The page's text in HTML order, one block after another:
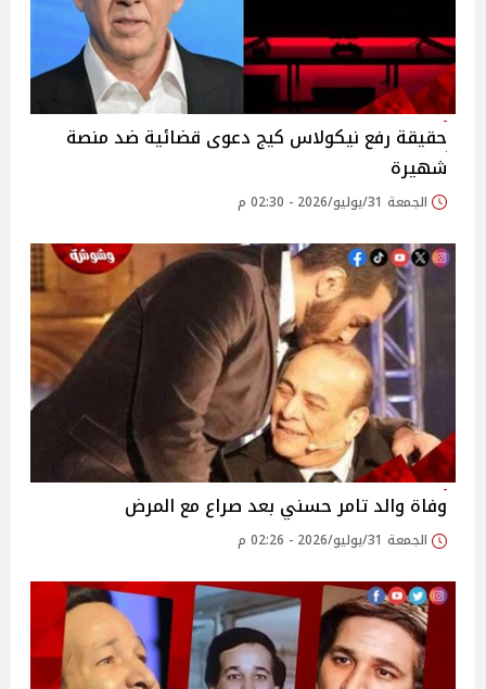
حقيقة رفع نيكولاس كيج دعوى قضائية ضد منصة
شهيرة
الجمعة 31/يوليو/2026 - 02:30 م
وفاة والد تامر حسني بعد صراع مع المرض
الجمعة 31/يوليو/2026 - 02:26 م